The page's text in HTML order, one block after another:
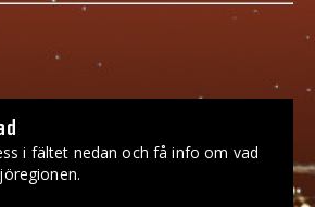
i fältet nedan och få info om vad